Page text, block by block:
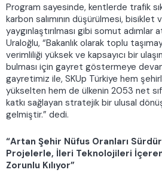
Program sayesinde, kentlerde trafik
karbon salımının düşürülmesi, bisiklet
yaygınlaştırılması gibi somut adımlar
Uraloğlu, “Bakanlık olarak toplu
verimliliği yüksek ve kapsayıcı bir
bulması için gayret göstermeye
gayretimiz ile, SKUp Türkiye hem
yükselten hem de ülkenin 2053 net
katkı sağlayan stratejik bir ulusal
gelmiştir.” dedi.
“Artan Şehir Nüfus Oranları
Projelerle, İleri Teknolojileri İçeren
Zorunlu Kılıyor”